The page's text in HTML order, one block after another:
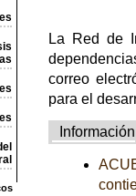
La Red de
correo
para el
Información